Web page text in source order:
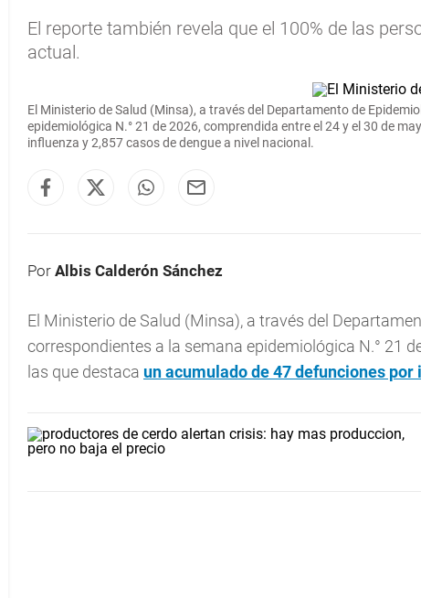
El reporte también revela que el 100% de las
actual.
El Ministerio de Salud (Minsa), a través del Departamento de
epidemiológica N.° 21 de 2026, comprendida entre el 24 y el 30 de
influenza y 2,857 casos de dengue a nivel nacional.
Por Albis Calderón Sánchez
El Ministerio de Salud (Minsa), a través del
correspondientes a la semana epidemiológica N.° 21
las que destaca un acumulado de 47 defunciones por